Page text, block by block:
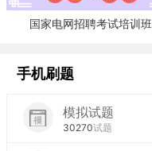
国家电网招聘考试培训班
手机刷题
模拟试题
30270试题